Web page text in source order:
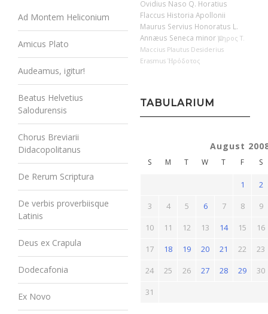
Ad Montem Heliconium
Amicus Plato
Audeamus, igitur!
Beatus Helvetius
Salodurensis
Chorus Breviarii
Didacopolitanus
De Rerum Scriptura
De verbis proverbiisque
Latinis
Deus ex Crapula
Dodecafonia
Ex Novo
Ovidius Naso Q. Horatius
Flaccus Historia Apollonii
Maurus Servius Honoratus L.
Annæus Seneca minor Ὅμηρος T.
Maccius Plautus Desiderius
Erasmus Ἡρόδοτος
TABULARIUM
August
S M T W T F S
1
2
3
4 5 6 7 8
9
10
11 12 13 14 15
16
17
18 19 20 21 22
23
24
25 26 27 28 29
30
31